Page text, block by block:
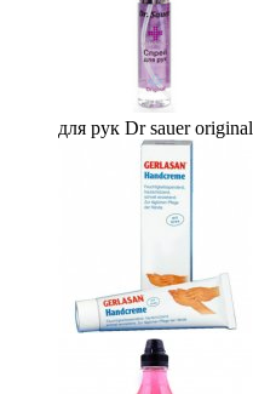
для рук Dr sauer original